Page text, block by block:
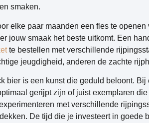
smaken.
elke paar maanden een fles te
jouw smaak het beste uitkomt. Een
te bestellen met verschillende
jeugdigheid, anderen de zachte
bier is een kunst die geduld beloont.
gerijpt zijn of juist exemplaren
met verschillende
De tijd die je investeert in